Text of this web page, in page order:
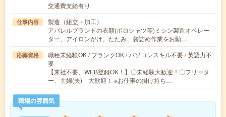
交通費支給有り
仕事内容
製造（組立・加工）
アパレルブランドの衣類(ポロシャツ等)ミシン製造オペレー
ター、アイロンがけ、たたみ、袋詰め作業をお願…
応募資格
職種未経験OK / ブランクOK / パソコンスキル不要 / 英語力不
要
【来社不要、WEB登録OK！】〇未経験大歓迎！〇フリータ
ー、主婦(夫) 大歓迎！ ※お仕事の掛け持ち…
職場の雰囲気